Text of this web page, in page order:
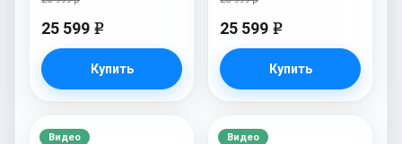
25 599 e
Купить
25 599 e
Купить
Видео Видео